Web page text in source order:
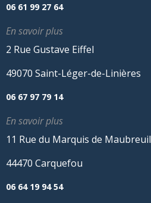
06 61 99 27 64
En savoir plus
2 Rue Gustave Eiffel
49070 Saint-Léger-de-Linières
06 67 97 79 14
En savoir plus
11 Rue du Marquis de Maubreuil
44470 Carquefou
06 64 19 94 54